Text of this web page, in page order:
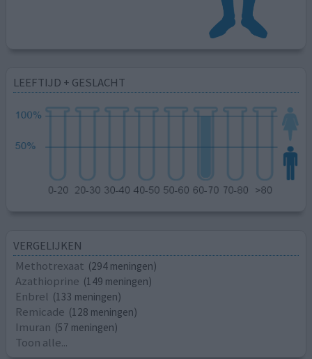
LEEFTIJD + GESLACHT
VERGELIJKEN
Methotrexaat (294 meningen)
Azathioprine (149 meningen)
Enbrel (133 meningen)
Remicade (128 meningen)
Imuran (57 meningen)
Toon alle...